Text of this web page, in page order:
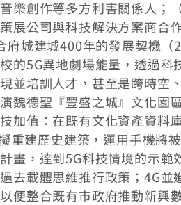
樂創作等多方利害關係人；
展公司與科技解決方案商合
府城建城400年的發展契機
的5G異地劇場能量，透過科
並培訓人才，甚至是跨時空
魏德聖『豐盛之城』文化園
加值：在既有文化資產資料
重建歷史建築，運用手機將
畫，達到5G科技情境的示
去載體思維推行政策；4G
便整合既有市政府推動新興